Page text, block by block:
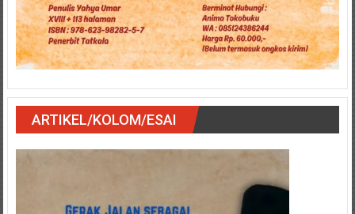
ARTIKEL/KOLOM/ESAI